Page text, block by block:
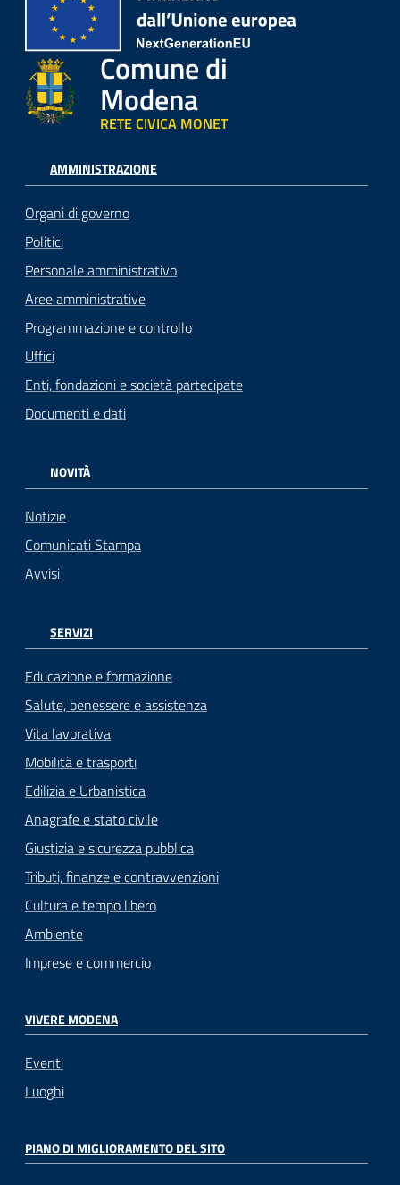
Comune di
Modena
RETE CIVICA MONET
AMMINISTRAZIONE
Organi di governo
Politici
Personale amministrativo
Aree amministrative
Programmazione e controllo
Uffici
Enti, fondazioni e società partecipate
Documenti e dati
NOVITÀ
Notizie
Comunicati Stampa
Avvisi
SERVIZI
Educazione e formazione
Salute, benessere e assistenza
Vita lavorativa
Mobilità e trasporti
Edilizia e Urbanistica
Anagrafe e stato civile
Giustizia e sicurezza pubblica
Tributi, finanze e contravvenzioni
Cultura e tempo libero
Ambiente
Imprese e commercio
VIVERE MODENA
Eventi
Luoghi
PIANO DI MIGLIORAMENTO DEL SITO